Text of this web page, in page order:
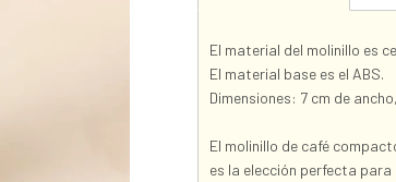
El material del molinillo es
El material base es el ABS.
Dimensiones: 7 cm de
El molinillo de café
es la elección perfecta